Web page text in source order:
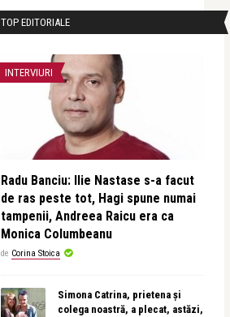
TOP EDITORIALE
INTERVIURI
Radu Banciu: Ilie Nastase s-a facut
de ras peste tot, Hagi spune numai
tampenii, Andreea Raicu era ca
Monica Columbeanu
de Corina Stoica
Simona Catrina, prietena și
colega noastră, a plecat, astăzi,